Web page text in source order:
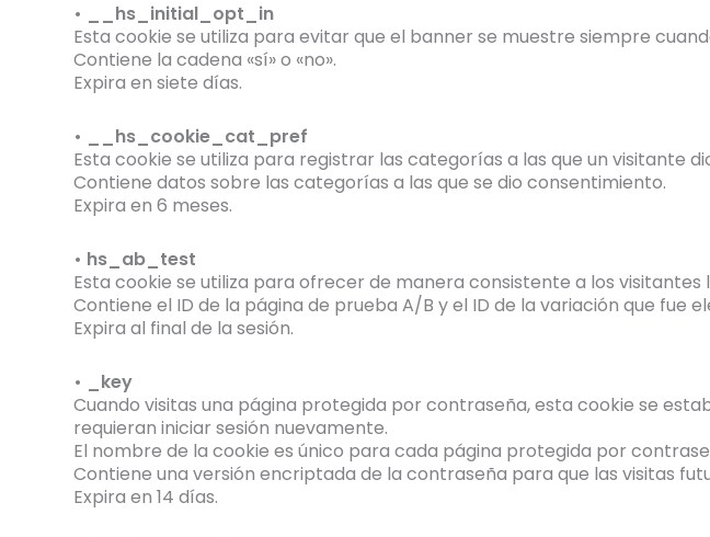
• __hs_initial_opt_in
Esta cookie se utiliza para evitar que el banner se muestre siempre
Contiene la cadena «sí» o «no».
Expira en siete días.
• __hs_cookie_cat_pref
Esta cookie se utiliza para registrar las categorías a las que un visitante
Contiene datos sobre las categorías a las que se dio consentimiento.
Expira en 6 meses.
• hs_ab_test
Esta cookie se utiliza para ofrecer de manera consistente a los
Contiene el ID de la página de prueba A/B y el ID de la variación que fue
Expira al final de la sesión.
• _key
Cuando visitas una página protegida por contraseña, esta cookie se
requieran iniciar sesión nuevamente.
El nombre de la cookie es único para cada página protegida por
Contiene una versión encriptada de la contraseña para que las visitas
Expira en 14 días.